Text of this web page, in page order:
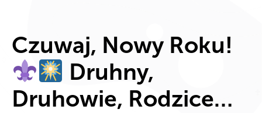
Czuwaj, Nowy Roku!
Druhny,
Druhowie, Rodzice…